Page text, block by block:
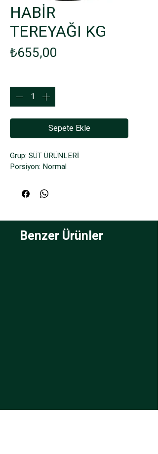
HABİR
TEREYAĞI KG
₺655,00
Sepete Ekle
Grup: SÜT ÜRÜNLERİ
Porsiyon: Normal
Benzer Ürünler